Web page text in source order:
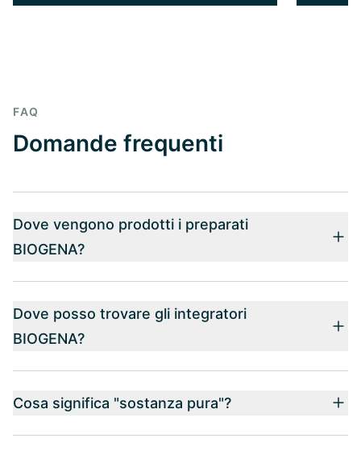
FAQ
Domande frequenti
Dove vengono prodotti i preparati
BIOGENA?
Dove posso trovare gli integratori
BIOGENA?
Cosa significa "sostanza pura"?